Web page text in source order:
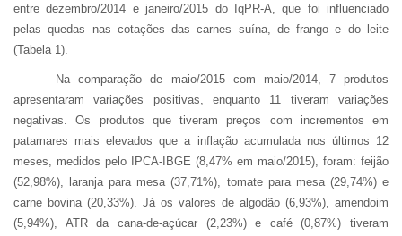
entre dezembro/2014 e janeiro/2015 do IqPR-A, que foi influenciado
pelas quedas nas cotações das carnes suína, de frango e do leite
(Tabela 1).
Na comparação de maio/2015 com maio/2014, 7 produtos
apresentaram variações positivas, enquanto 11 tiveram variações
negativas. Os produtos que tiveram preços com incrementos em
patamares mais elevados que a inflação acumulada nos últimos 12
meses, medidos pelo IPCA-IBGE (8,47% em maio/2015), foram: feijão
(52,98%), laranja para mesa (37,71%), tomate para mesa (29,74%) e
carne bovina (20,33%). Já os valores de algodão (6,93%), amendoim
(5,94%), ATR da cana-de-açúcar (2,23%) e café (0,87%) tiveram